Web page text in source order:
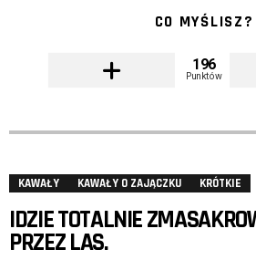
CO MYŚLISZ?
196
Punktów
KAWAŁY KAWAŁY O ZAJĄCZKU KRÓTKIE
IDZIE TOTALNIE
PRZEZ LAS.